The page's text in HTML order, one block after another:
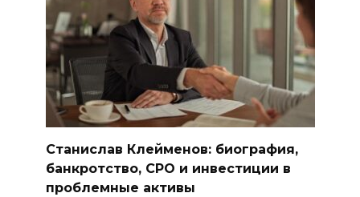
Станислав Клейменов: биография,
банкротство, СРО и инвестиции в
проблемные активы